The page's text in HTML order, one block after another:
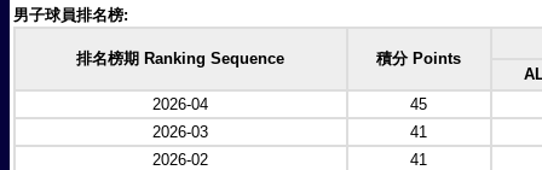
男子球員排名榜:
排名榜期 Ranking Sequence
積分 Points
2026-04
45
2026-03
41
2026-02
41